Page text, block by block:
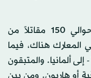
وتعتقد المخابرات الألمانية أن حوالي 150 مقاتلاً من
المعارك هناك، فيما
حوالي 320 مقاتلاً - إلى ألمانيا. والمتبقون